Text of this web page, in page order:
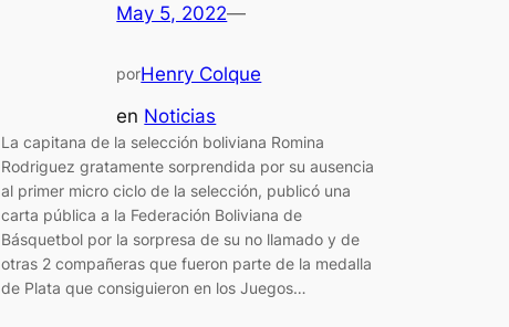
May 5, 2022—
porHenry Colque
en Noticias
La capitana de la selección boliviana Romina
Rodriguez gratamente sorprendida por su ausencia
al primer micro ciclo de la selección, publicó una
carta pública a la Federación Boliviana de
Básquetbol por la sorpresa de su no llamado y de
otras 2 compañeras que fueron parte de la medalla
de Plata que consiguieron en los Juegos…